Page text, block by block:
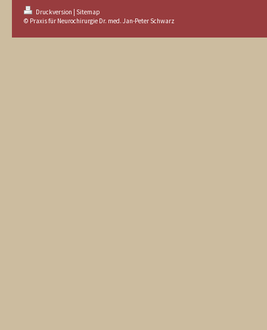
Druckversion
Sitemap
© Praxis für Neurochirurgie Dr. med. Jan-Peter Schwarz